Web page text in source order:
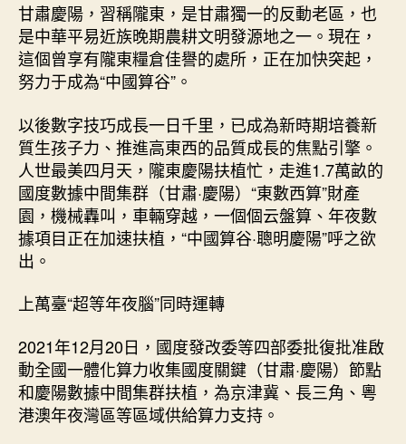
得
起
的
普
本
_
中
國
網〉
中
甘肅慶陽，習稱隴東，是甘肅獨一的反動老區，也
是中華平易近族晚期農耕文明發源地之一。現在，
這個曾享有隴東糧倉佳譽的處所，正在加快突起，
努力于成為“中國算谷”。
以後數字技巧成長一日千里，已成為新時期培養新
質生孩子力、推進高東西的品質成長的焦點引擎。
人世最美四月天，隴東慶陽扶植忙，走進1.7萬畝的
國度數據中間集群（甘肅·慶陽）“東數西算”財產
園，機械轟叫，車輛穿越，一個個云盤算、年夜數
據項目正在加速扶植，“中國算谷·聰明慶陽”呼之欲
出。
上萬臺“超等年夜腦”同時運轉
2021年12月20日，國度發改委等四部委批復批准啟
動全國一體化算力收集國度關鍵（甘肅·慶陽）節點
和慶陽數據中間集群扶植，為京津冀、長三角、粵
港澳年夜灣區等區域供給算力支持。